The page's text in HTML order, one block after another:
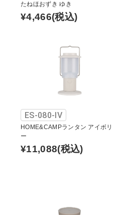
たねほおずき ゆき
¥4,466(税込)
ES-080-IV
HOME&CAMPランタン アイボリ
ー
¥11,088(税込)